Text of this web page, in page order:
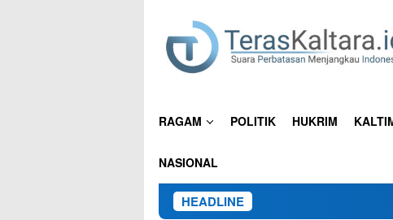
konten
RAGAM POLITIK HUKRIM
NASIONAL
HEADLINE